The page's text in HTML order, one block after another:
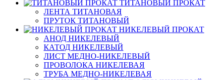
ТИТАНОВЫЙ ПРОКАТ
ЛЕНТА ТИТАНОВАЯ
ПРУТОК ТИТАНОВЫЙ
НИКЕЛЕВЫЙ ПРОКАТ
АНОД НИКЕЛЕВЫЙ
КАТОД НИКЕЛЕВЫЙ
ЛИСТ МЕДНО-НИКЕЛЕВЫЙ
ПРОВОЛОКА НИКЕЛЕВАЯ
ТРУБА МЕДНО-НИКЕЛЕВАЯ